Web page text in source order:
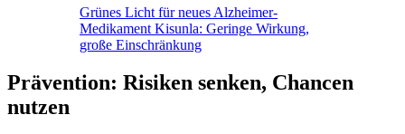
Grünes Licht für neues Alzheimer-
Medikament Kisunla: Geringe Wirkung,
große Einschränkung
Prävention: Risiken senken, Chancen
nutzen